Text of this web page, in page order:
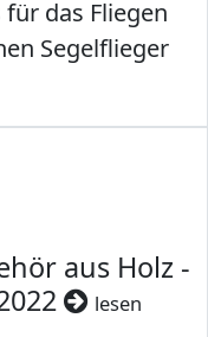
das Fliegen
Segelflieger
aus Holz -
lesen